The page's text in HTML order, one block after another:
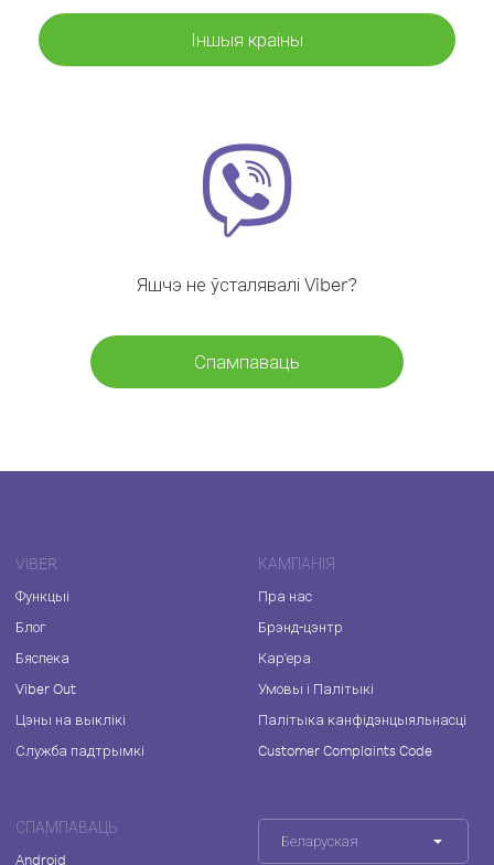
Іншыя краіны
Яшчэ не ўсталявалі Viber?
Спампаваць
VIBER
Функцыі
Блог
Бяспека
Viber Out
Цэны на выклікі
Служба падтрымкі
КАМПАНІЯ
Пра нас
Брэнд-цэнтр
Кар'ера
Умовы і Палітыкі
Палітыка канфідэнцыяльнасці
Customer Complaints Code
СПАМПАВАЦЬ
Android
Беларуская